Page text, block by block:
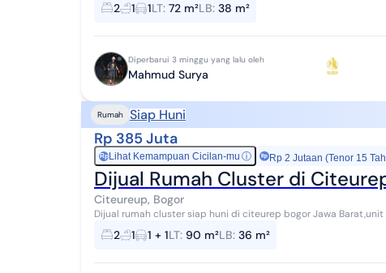
2 1 1LT: 72 m²LB: 38 m²
Diperbarui 3 minggu yang lalu oleh
Mahmud Surya
Rumah Siap Huni
Rp 385 Juta
RpLihat Kemampuan Cicilan-mu ⓘ Rp 2 Jutaan (Tenor 15
Dijual Rumah Cluster di
Citeureup, Bogor
Dijual rumah cluster siap huni di citeurep bogor Jawa
unitnya,shgb bisa di naikan ke shm.
2 1 1 + 1LT: 90 m²LB: 36 m²